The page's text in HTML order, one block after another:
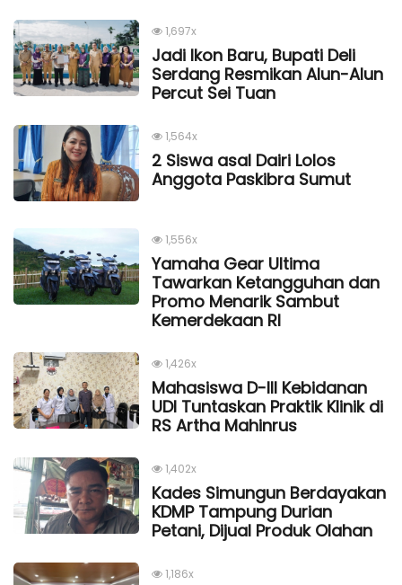
1,697x
Jadi Ikon Baru, Bupati Deli
Serdang Resmikan Alun-Alun
Percut Sei Tuan
1,564x
2 Siswa asal Dairi Lolos
Anggota Paskibra Sumut
1,556x
Yamaha Gear Ultima
Tawarkan Ketangguhan dan
Promo Menarik Sambut
Kemerdekaan Rl
1,426x
Mahasiswa D-III Kebidanan
UDI Tuntaskan Praktik Klinik di
RS Artha Mahinrus
1,402x
Kades Simungun Berdayakan
KDMP Tampung Durian
Petani, Dijual Produk Olahan
1,186x